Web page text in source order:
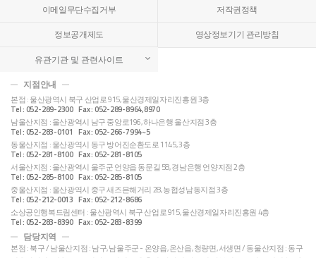
이메일무단수집거부
저작권정책
정보공개제도
영상정보기기 관리방침
유관기관 및 관련사이트
지점안내
본점 : 울산광역시 북구 산업로 915, 울산경제일자리진흥원 3층
Tel : 052-289-2300 Fax : 052-289-8964,8970
남울산지점 : 울산광역시 남구 중앙로196, 하나은행 울산지점 3층
Tel : 052-283-0101 Fax : 052-266-7994~5
동울산지점 : 울산광역시 동구 방어진순환도로 1145, 3층
Tel : 052-281-8100 Fax : 052-281-8105
서울산지점 : 울산광역시 울주군 언양읍 동문길 58, 경남은행 언양지점 2층
Tel : 052-285-8100 Fax : 052-285-8105
중울산지점 : 울산광역시 중구 새즈믄해거리 28, 농협성남동지점 3층
Tel : 052-212-0013 Fax : 052-212-8686
소상공인행복드림센터 : 울산광역시 북구 산업로 915, 울산경제일자리진흥원 4층
Tel : 052-283-8390 Fax : 052-283-8399
담당지역
본점 : 북구 / 남울산지점 : 남구, 남울주군 - 온양읍, 온산읍, 청량면, 서생면 / 동울산지점 : 동구